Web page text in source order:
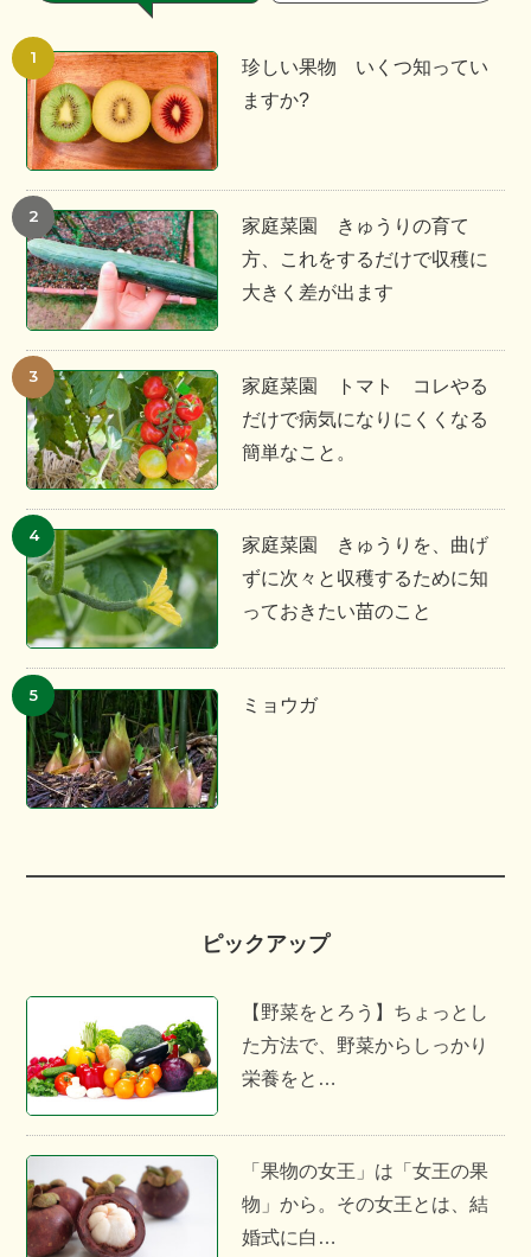
珍しい果物 いくつ知ってい
ますか?
家庭菜園 きゅうりの育て
方、これをするだけで収穫に
大きく差が出ます
家庭菜園 トマト コレやる
だけで病気になりにくくなる
簡単なこと。
家庭菜園 きゅうりを、曲げ
ずに次々と収穫するために知
っておきたい苗のこと
ミョウガ
ピックアップ
【野菜をとろう】ちょっとし
た方法で、野菜からしっかり
栄養をと…
「果物の女王」は「女王の果
物」から。その女王とは、結
婚式に白…